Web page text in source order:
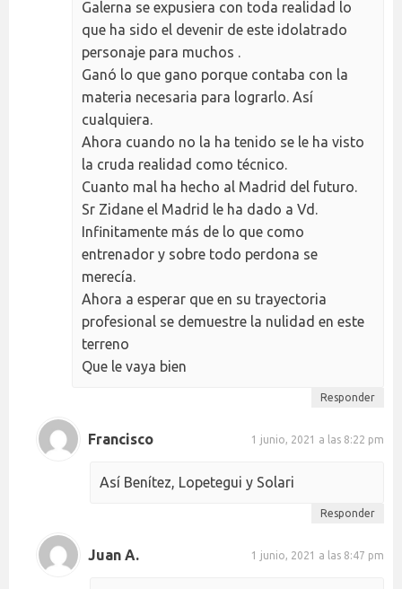
Galerna se expusiera con toda realidad lo
que ha sido el devenir de este idolatrado
personaje para muchos .
Ganó lo que gano porque contaba con la
materia necesaria para lograrlo. Así
cualquiera.
Ahora cuando no la ha tenido se le ha visto
la cruda realidad como técnico.
Cuanto mal ha hecho al Madrid del futuro.
Sr Zidane el Madrid le ha dado a Vd.
Infinitamente más de lo que como
entrenador y sobre todo perdona se
merecía.
Ahora a esperar que en su trayectoria
profesional se demuestre la nulidad en este
terreno
Que le vaya bien
Responder
Francisco 1 junio, 2021 a las 8:22 pm
Así Benítez, Lopetegui y Solari
Responder
Juan A. 1 junio, 2021 a las 8:47 pm